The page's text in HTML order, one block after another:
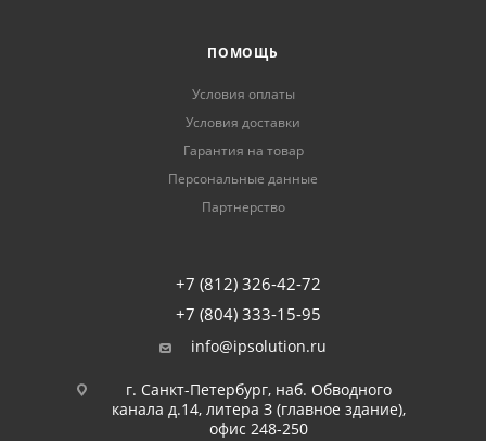
ПОМОЩЬ
Условия оплаты
Условия доставки
Гарантия на товар
Персональные данные
Партнерство
+7 (812) 326-42-72
+7 (804) 333-15-95
info@ipsolution.ru
г. Санкт-Петербург, наб. Обводного
канала д.14, литера З (главное здание),
офис 248-250